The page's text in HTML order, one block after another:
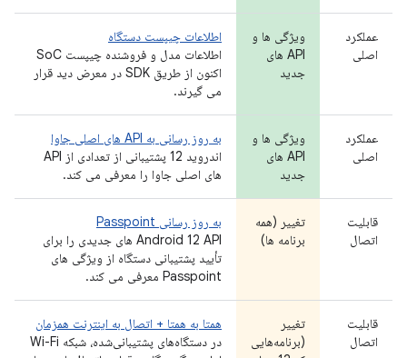
عملکرد
اصلی
ویژگی ها و
API های
جدید
اطلاعات چیپست دستگاه
اطلاعات مدل و فروشنده چیپست SoC
اکنون از طریق SDK در معرض دید قرار
می گیرند.
عملکرد
اصلی
ویژگی ها و
API های
جدید
به روز رسانی به API های اصلی جاوا
اندروید 12 پشتیبانی از تعدادی از API
های اصلی جاوا را معرفی می کند.
قابلیت
اتصال
تغییر (همه
برنامه ها)
به روز رسانی Passpoint
Android 12 API های جدیدی را برای
تأیید پشتیبانی دستگاه از ویژگی های
Passpoint معرفی می کند.
قابلیت
اتصال
تغییر
(برنامه‌هایی
همتا به همتا + اتصال به اینترنت همزمان
در دستگاه‌های پشتیبانی‌شده، شبکه Wi-Fi